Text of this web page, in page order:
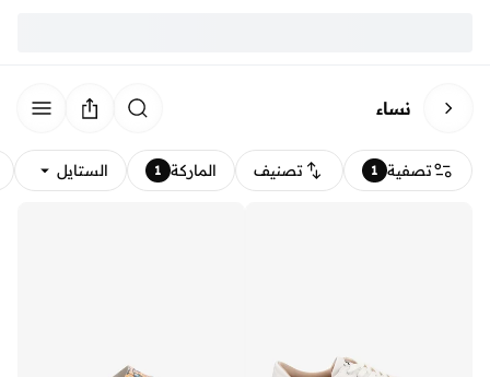
نساء
تصفية 1 تصنيف الماركة 1 الستايل